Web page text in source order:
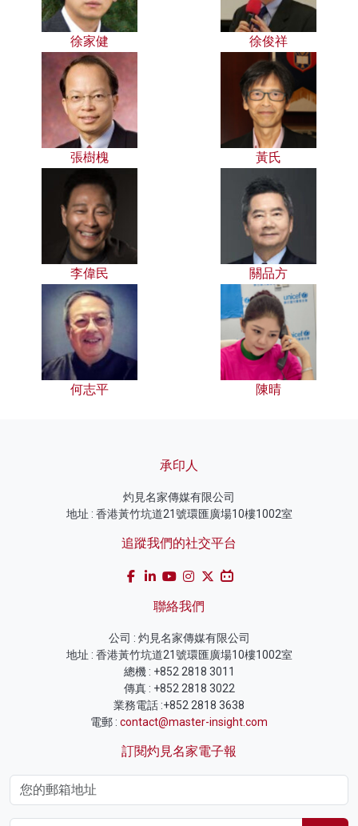
徐家健 徐俊祥
張樹槐 黃氏
李偉民 關品方
何志平 陳晴
承印人
灼見名家傳媒有限公司
地址 : 香港黃竹坑道21號環匯廣場10樓1002室
追蹤我們的社交平台
聯絡我們
公司 : 灼見名家傳媒有限公司
地址 : 香港黃竹坑道21號環匯廣場10樓1002室
總機 : +852 2818 3011
傳真 : +852 2818 3022
業務電話 :+852 2818 3638
電郵 : contact@master-insight.com
訂閱灼見名家電子報